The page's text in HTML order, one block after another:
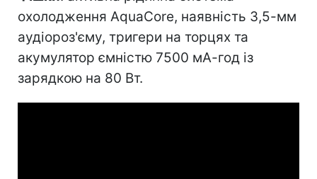
охолодження AquaCore, наявність 3,5-мм
аудіороз'єму, тригери на торцях та
акумулятор ємністю 7500 мА-год із
зарядкою на 80 Вт.